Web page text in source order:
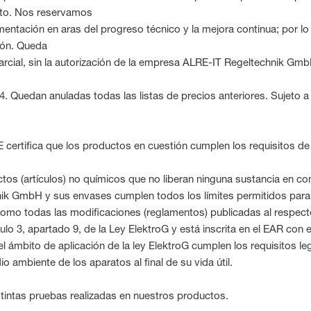
Nos reservamos
en aras del progreso técnico y la mejora continua; por
Queda
sin la autorización de la empresa ALRE-IT Regeltechnik
Quedan anuladas todas las listas de precios anteriores. Sujeto
que los productos en cuestión cumplen los requisitos
(artículos) no químicos que no liberan ninguna sustancia en
GmbH y sus envases cumplen todos los límites permitidos
todas las modificaciones (reglamentos) publicadas al
3, apartado 9, de la Ley ElektroG y está inscrita en el EAR con
de aplicación de la ley ElektroG cumplen los requisitos
ambiente de los aparatos al final de su vida útil.
pruebas realizadas en nuestros productos.